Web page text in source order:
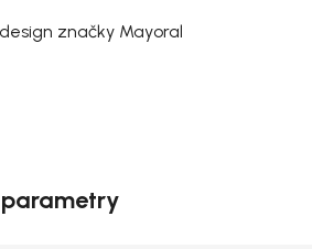
značky Mayoral